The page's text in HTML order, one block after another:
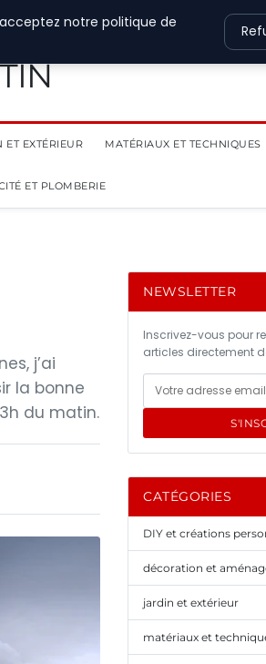
ET EXTÉRIEUR MATÉRIAUX ET TECHNIQUES
ET PLOMBERIE
j’ai
la bonne
du matin.
NEWSLETTER
Inscrivez-vous pour
articles directement
CATÉGORIES
DIY et créations
décoration et
jardin et extérieur
matériaux et
notre politique de